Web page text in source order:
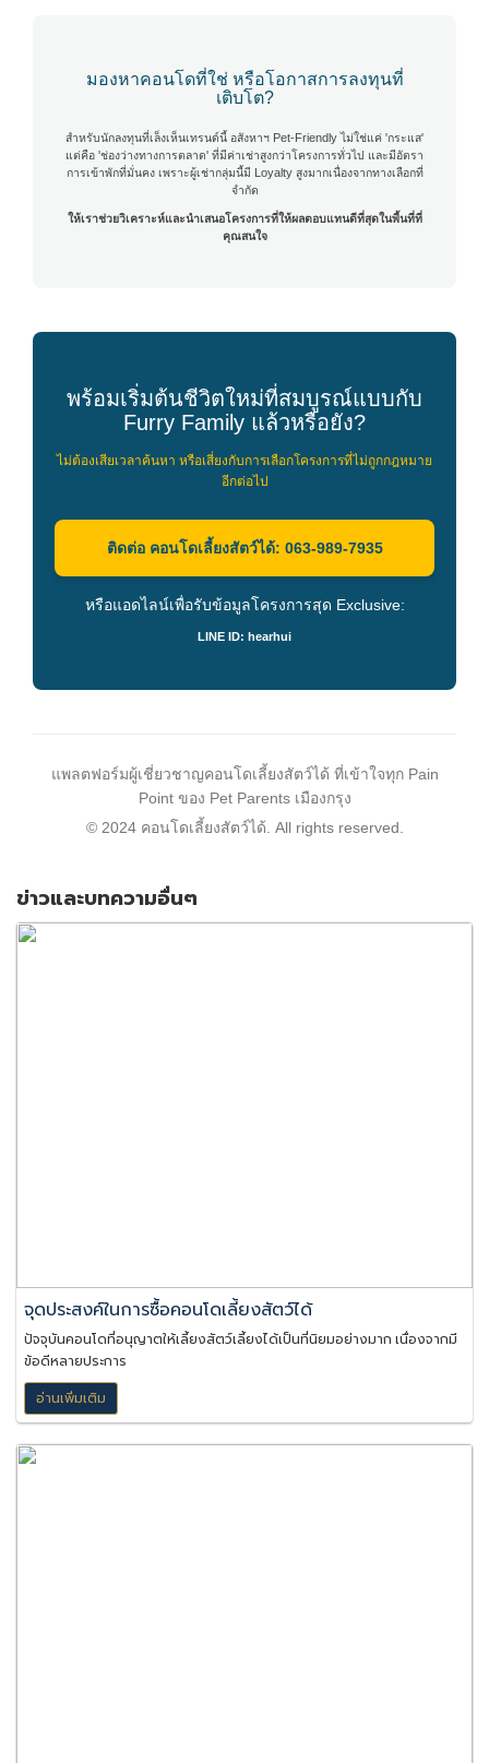
มองหาคอนโดที่ใช่ หรือโอกาสการลงทุนที่
เติบโต?
สำหรับนักลงทุนที่เล็งเห็นเทรนด์นี้ อสังหาฯ Pet-Friendly ไม่ใช่แค่ 'กระแส'
แต่คือ 'ช่องว่างทางการตลาด' ที่มีค่าเช่าสูงกว่าโครงการทั่วไป และมีอัตรา
การเข้าพักที่มั่นคง เพราะผู้เช่ากลุ่มนี้มี Loyalty สูงมากเนื่องจากทางเลือกที่
จำกัด
ให้เราช่วยวิเคราะห์และนำเสนอโครงการที่ให้ผลตอบแทนดีที่สุดในพื้นที่ที่
คุณสนใจ
พร้อมเริ่มต้นชีวิตใหม่ที่สมบูรณ์แบบกับ
Furry Family แล้วหรือยัง?
ไม่ต้องเสียเวลาค้นหา หรือเสี่ยงกับการเลือกโครงการที่ไม่ถูกกฎหมาย
อีกต่อไป
ติดต่อ คอนโดเลี้ยงสัตว์ได้: 063-989-7935
หรือแอดไลน์เพื่อรับข้อมูลโครงการสุด Exclusive:
LINE ID: hearhui
แพลตฟอร์มผู้เชี่ยวชาญคอนโดเลี้ยงสัตว์ได้ ที่เข้าใจทุก Pain
Point ของ Pet Parents เมืองกรุง
© 2024 คอนโดเลี้ยงสัตว์ได้. All rights reserved.
ข่าวและบทความอื่นๆ
จุดประสงค์ในการซื้อคอนโดเลี้ยงสัตว์ได้
ปัจจุบันคอนโดที่อนุญาตให้เลี้ยงสัตว์เลี้ยงได้เป็นที่นิยมอย่างมาก เนื่องจากมี
ข้อดีหลายประการ
อ่านเพิ่มเติม